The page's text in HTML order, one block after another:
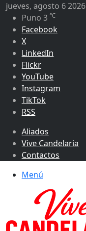
jueves, agosto 6 2026
Puno 3 ℃
Facebook
X
LinkedIn
Flickr
YouTube
Instagram
TikTok
RSS
Aliados
Vive Candelaria
Contactos
Menú